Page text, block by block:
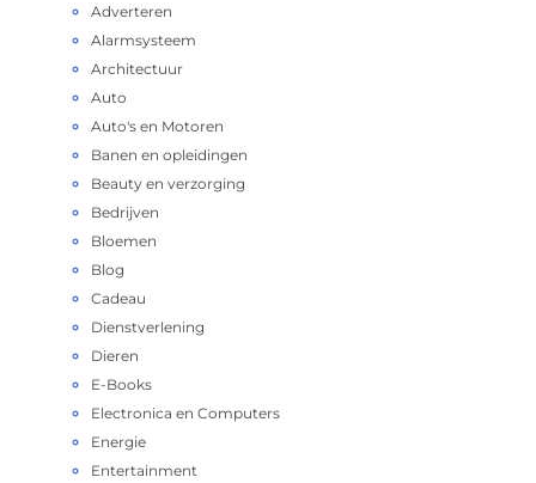
Adverteren
Alarmsysteem
Architectuur
Auto
Auto's en Motoren
Banen en opleidingen
Beauty en verzorging
Bedrijven
Bloemen
Blog
Cadeau
Dienstverlening
Dieren
E-Books
Electronica en Computers
Energie
Entertainment